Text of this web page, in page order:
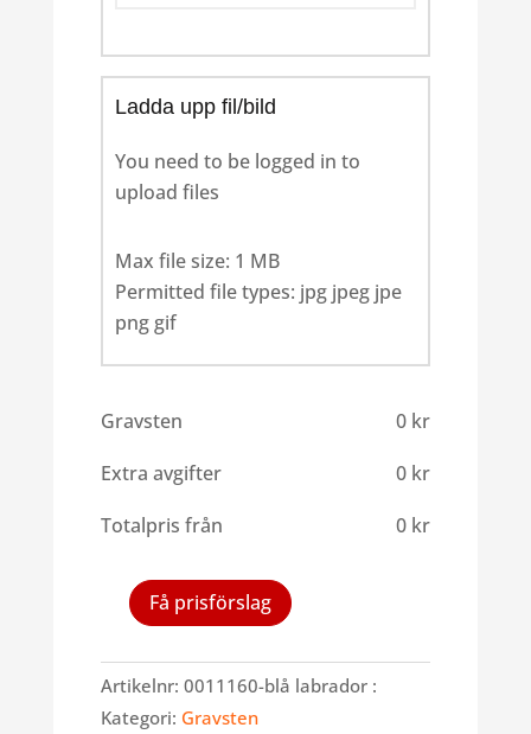
Ladda upp fil/bild
You need to be logged in to
upload files
Max file size: 1 MB
Permitted file types: jpg jpeg jpe
png gif
Gravsten 0 kr
Extra avgifter
0 kr
Totalpris från
0 kr
Modell
Blå
labrador
mängd
Få prisförslag
Artikelnr: 0011160-blå labrador
Kategori: Gravsten